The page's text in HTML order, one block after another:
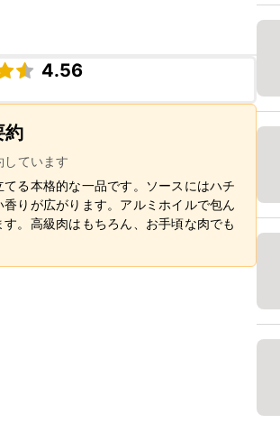
4.56
約
ています
る本格的な一品です。ソースにはハチ
りが広がります。アルミホイルで包ん
す。高級肉はもちろん、お手頃な肉でも